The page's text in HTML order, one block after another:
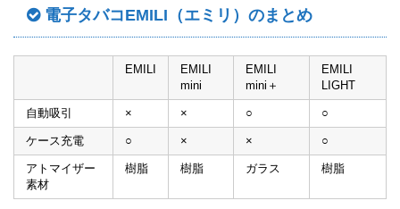
電子タバコEMILI（エミリ）のまとめ
EMILI
EMILI
mini
EMILI
mini＋
EMILI
LIGHT
自動吸引 × × ○ ○
ケース充電 ○ × × ○
アトマイザー
素材
樹脂 樹脂 ガラス 樹脂